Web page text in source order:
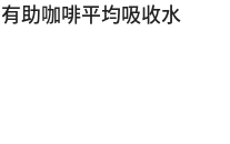
助咖啡平均吸收水